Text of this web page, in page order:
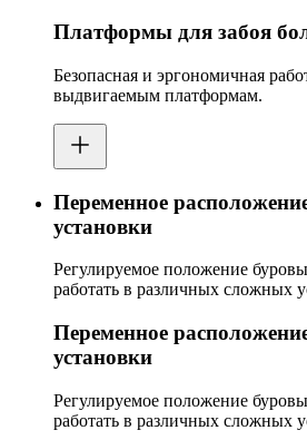
Платформы для забоя
Безопасная и эргономичная
выдвигаемым платформам.
Переменное
установки
Регулируемое положение
работать в различных сложных
Переменное
установки
Регулируемое положение
работать в различных сложных